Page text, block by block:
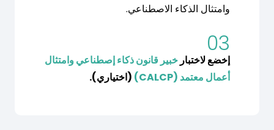
وامتثال الذكاء الاصطناعي.
03
إخضع لاختبار خبير قانون ذكاء إصطناعي وامتثال
أعمال معتمد (CALCP)
(اختياري).